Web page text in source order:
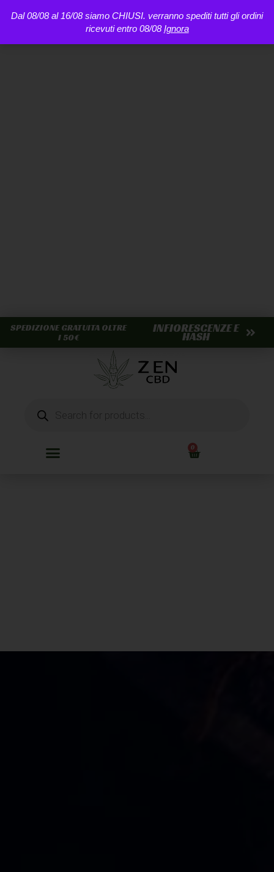
Dal 08/08 al 16/08 siamo CHIUSI. verranno spediti tutti gli ordini
ricevuti entro 08/08Ignora
SPEDIZIONE GRATUITA OLTRE
I 50€
INFIORESCENZE E
HASH
0